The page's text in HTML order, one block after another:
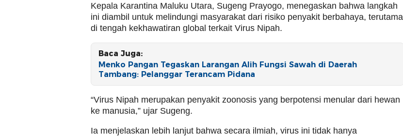
Kepala Karantina Maluku Utara, Sugeng Prayogo, menegaskan bahwa langkah
ini diambil untuk melindungi masyarakat dari risiko penyakit berbahaya, terutama
di tengah kekhawatiran global terkait Virus Nipah.
Baca Juga:
Menko Pangan Tegaskan Larangan Alih Fungsi Sawah di Daerah
Tambang: Pelanggar Terancam Pidana
“Virus Nipah merupakan penyakit zoonosis yang berpotensi menular dari hewan
ke manusia,” ujar Sugeng.
Ia menjelaskan lebih lanjut bahwa secara ilmiah, virus ini tidak hanya